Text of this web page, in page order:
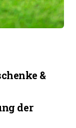
&
der